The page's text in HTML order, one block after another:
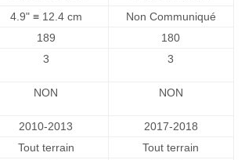
4.9" ≡ 12.4 cm
Non Communiqué
189
180
3 3
NON NON
2010-2013
2017-2018
Tout terrain
Tout terrain